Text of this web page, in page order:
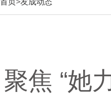
首页>友成动态
聚焦 “她